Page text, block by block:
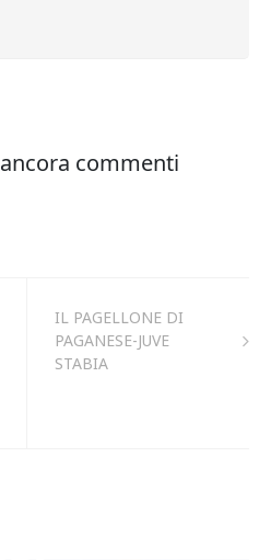
IL PAGELLONE DI
PAGANESE-JUVE
STABIA